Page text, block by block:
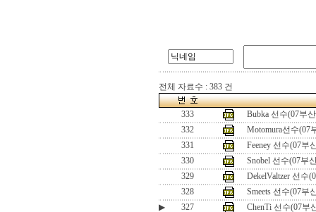
전체 자료수 : 383 건
333
Bubka 선수(07부
332
Motomura선수(07
331
Feeney 선수(07부
330
Snobel 선수(07부
329
DekelValtzer 선수
328
Smeets 선수(07부
▶
327
ChenTi 선수(07부